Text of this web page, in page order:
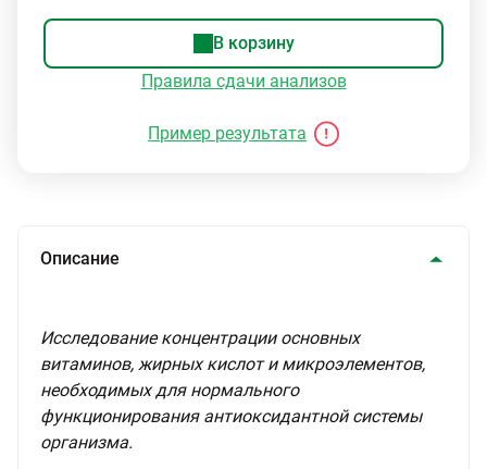
В корзину
Правила сдачи анализов
Пример результата
Описание
Исследование концентрации основных
витаминов, жирных кислот и микроэлементов,
необходимых для нормального
функционирования антиоксидантной системы
организма.